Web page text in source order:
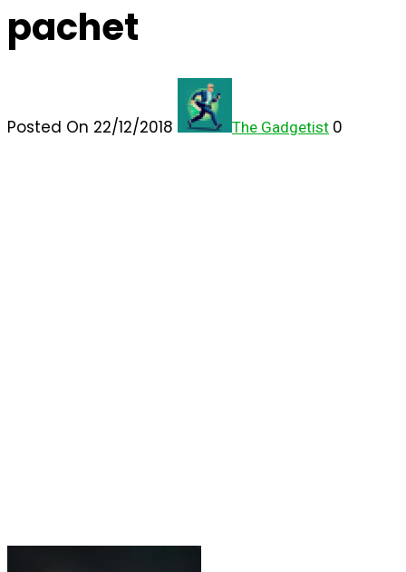
pachet
Posted On 22/12/2018 The Gadgetist 0